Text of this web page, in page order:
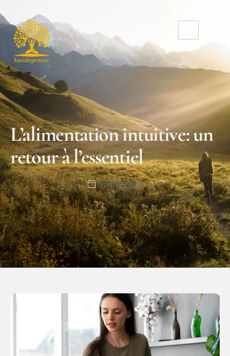
L’alimentation intuitive: un
retour à l’essentiel
avril 4, 2026